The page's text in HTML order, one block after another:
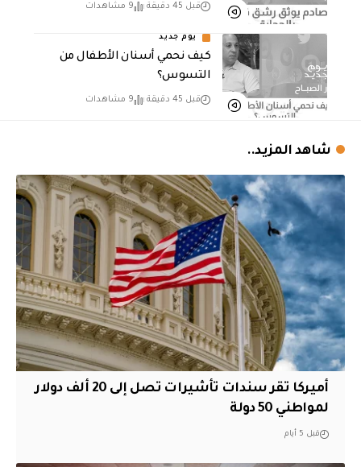
قبل 45 دقيقة 9 مشاهدات
يوم جديد
كيف نحمي أسنان الأطفال من
التسوس؟
قبل 45 دقيقة 9 مشاهدات
شاهد المزيد..
أميركا تقر سندات تأشيرات تصل إلى 20 ألف دولار
لمواطني 50 دولة
قبل 5 أيام